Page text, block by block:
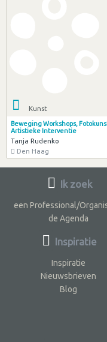
Kunst
Beweging Workshops,
Artistieke Interventie
Tanja Rudenko
Den Haag
Ik zoek
een Professional/
de Agenda
Inspiratie
Inspiratie
Nieuwsbrieven
Blog